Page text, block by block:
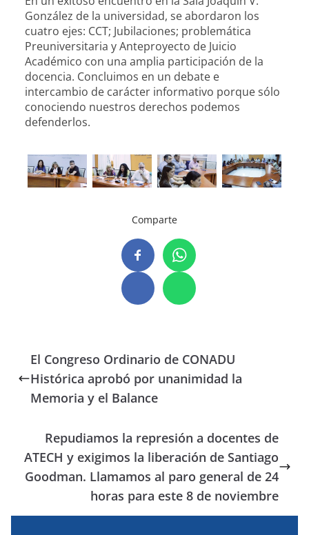
González de la universidad, se abordaron los
cuatro ejes: CCT; Jubilaciones; problemática
Preuniversitaria y Anteproyecto de Juicio
Académico con una amplia participación de la
docencia. Concluimos en un debate e
intercambio de carácter informativo porque sólo
conociendo nuestros derechos podemos
defenderlos.
Comparte
El Congreso Ordinario de CONADU
Histórica aprobó por unanimidad la
Memoria y el Balance
Repudiamos la represión a docentes de
ATECH y exigimos la liberación de Santiago
Goodman. Llamamos al paro general de 24
horas para este 8 de noviembre